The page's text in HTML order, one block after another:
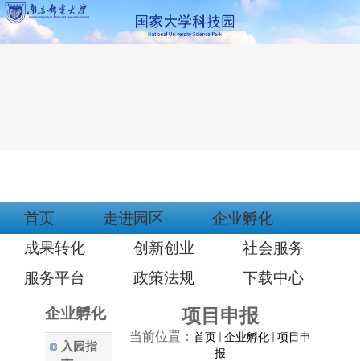
首页 走进园区
企业孵化
成果转化
创新创业
社会服务
服务平台
政策法规 下载中心
企业孵化
入园指
项目申报
当前位置：首页 企业孵化
项目申
报